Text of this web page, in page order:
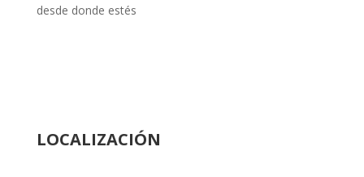
desde donde estés
LOCALIZACIÓN